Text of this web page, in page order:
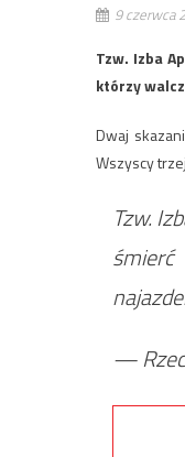
9 czerwca
Tzw. Izba
którzy
Dwaj
Wszyscy
Tzw.
—